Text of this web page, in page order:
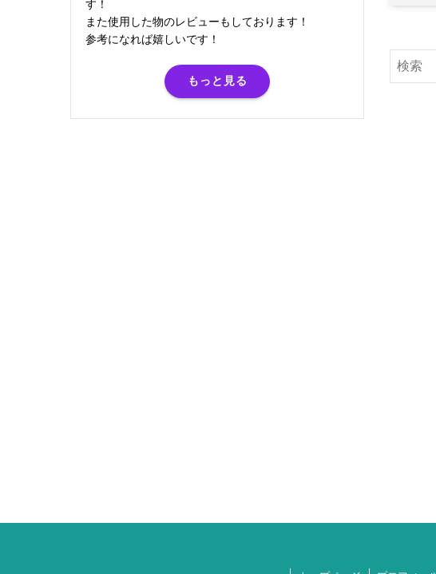
す！
また使用した物のレビューもしております！
参考になれば嬉しいです！
もっと見る